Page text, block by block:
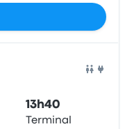
13h40
Terminal